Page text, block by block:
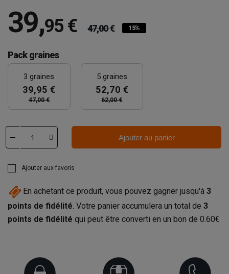
39,95 € 47,00 € 15%
Pack graines
3 graines
39,95 €
47,00 €
5 graines
52,70 €
62,00 €
Ajouter au panier
Ajouter aux favoris
En achetant ce produit, vous pouvez gagner jusqu'à 3
points de fidélité. Votre panier accumulera un total de 3
points de fidélité qui peut être converti en un bon de 0.60€